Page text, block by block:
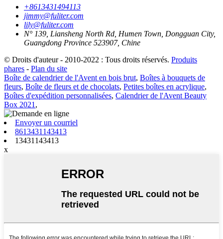
+8613431494113
jimmy@fuliter.com
lily@fuliter.com
N° 139, Liansheng North Rd, Humen Town, Dongguan City,
Guangdong Province 523907, Chine
© Droits d'auteur - 2010-2022 : Tous droits réservés. Produits
phares - Plan du site
Boîte de calendrier de l'Avent en bois brut, Boîtes à bouquets de
fleurs, Boîte de fleurs et de chocolats, Petites boîtes en acrylique,
Boîtes d'expédition personnalisées, Calendrier de l'Avent Beauty
Box 2021 ,
Envoyer un courriel
8613431143413
13431143413
x